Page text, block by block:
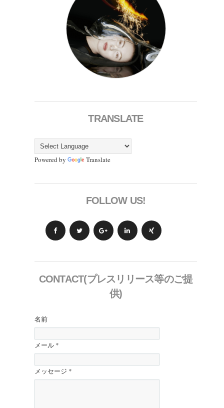
TRANSLATE
Powered by Translate
FOLLOW US!
CONTACT(プレスリリース等のご提
供)
名前
メール *
メッセージ *